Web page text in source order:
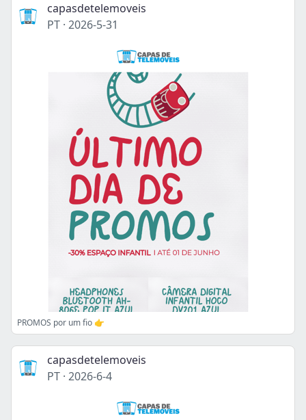
capasdetelemoveis
PT · 2026-5-31
PROMOS por um fio 👉
capasdetelemoveis
PT · 2026-6-4